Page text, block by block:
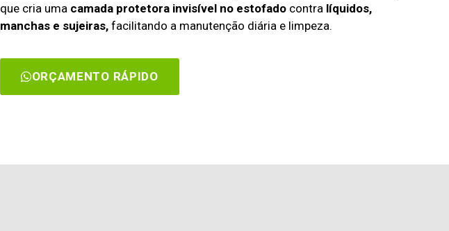
que cria uma camada protetora invisível no estofadocontra líquidos,
manchas e sujeiras,facilitando a manutenção diária e limpeza.
ORÇAMENTO RÁPIDO